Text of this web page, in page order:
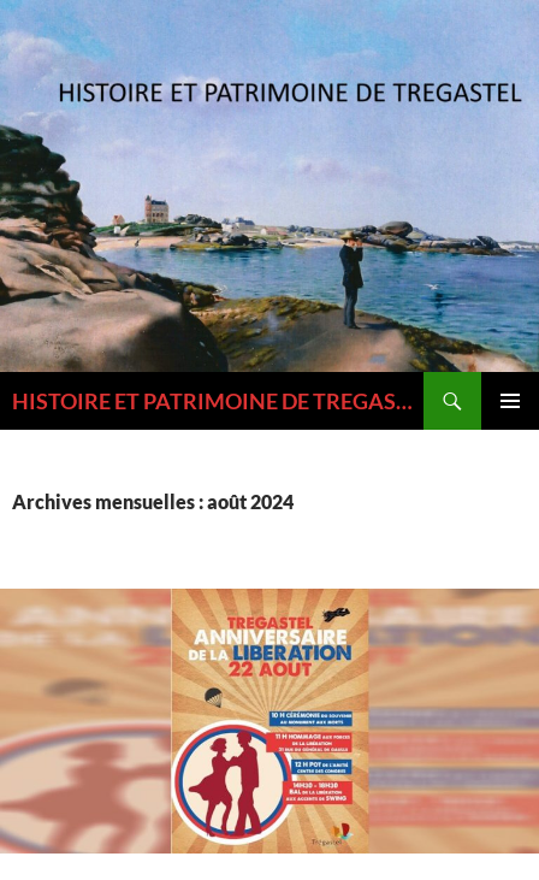
Aller
au
contenu
HISTOIRE ET PATRIMOINE DE TREGASTEL ET DU TREGOR
Archives mensuelles : août 2024